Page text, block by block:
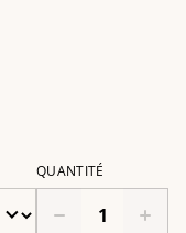
QUANTITÉ